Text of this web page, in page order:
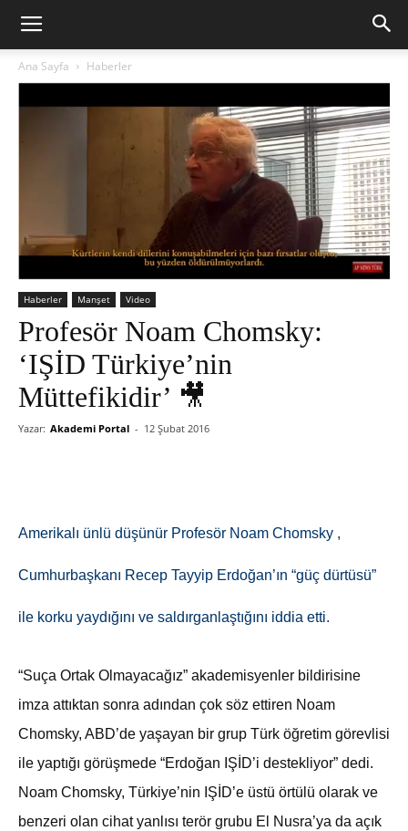
Ana Sayfa Haberler
Haberler Manşet Video
Profesör Noam Chomsky:
‘IŞİD Türkiye’nin
Müttefikidir’ 🎥
Yazar: Akademi Portal - 12 Şubat 2016
Amerikalı ünlü düşünür Profesör Noam Chomsky ,
Cumhurbaşkanı Recep Tayyip Erdoğan’ın “güç dürtüsü”
ile korku yaydığını ve saldırganlaştığını iddia etti.
“Suça Ortak Olmayacağız” akademisyenler bildirisine
imza attıktan sonra adından çok söz ettiren Noam
Chomsky, ABD’de yaşayan bir grup Türk öğretim görevlisi
ile yaptığı görüşmede “Erdoğan IŞİD’i destekliyor” dedi.
Noam Chomsky, Türkiye’nin IŞİD’e üstü örtülü olarak ve
benzeri olan cihat yanlısı terör grubu El Nusra’ya da açık